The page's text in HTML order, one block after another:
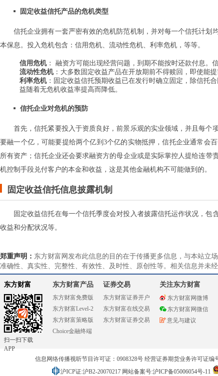
固定收益信托产品的危机类型
信托企业拥有一套严密有效的危机防范机制，并对每一个信托计
本保息。投入危机包含：信用危机、流动性危机、利率危机，等等。
信用危机： 融资方可能出现经营问题，到期不能按时还款付息。
流动性危机：大多数固定收益产品在开放期前不得赎回，即使能
利率危机：固定收益信托预期收益已在发行时确立固定，除信托
益随着无危机收益率提高而降低。
信托企业对危机的预防
首先，信托紧要投入于资质良好，前景乐观的实业领域，并且每
要融一个亿，可能要提给两个亿到3个亿的实物抵押，信托企业通常会
所有资产；信托企业还会要求融资方的母企业或是实际掌控人提给连
机控制手段兑付客户的本金和收益，这是其他金融机构不可能做到的。
固定收益信托信息披露机制
固定收益信托在每一个信托季度会对投入者披露信托运作状况，
收益和分配状况等。
郑重声明： 东方财富网发布此信息的目的在于传播更多信息，与本站立
准确性、真实性、完整性、有效性、及时性、原创性等。相关信息并未
东方财富
扫一扫下载
APP
东方财富产品
东方财富免费版
东方财富Level-2
东方财富策略版
Choice金融终端
证券交易
东方财富证券开户
东方财富在线交易
东方财富证券交易
关注东方财富
东方财富网微博
东方财富网微信
意见与建议
信息网络传播视听节目许可证：0908328号 经营证券期货业务许可证编
沪ICP证:沪B2-20070217 网站备案号:沪ICP备05006054号-11